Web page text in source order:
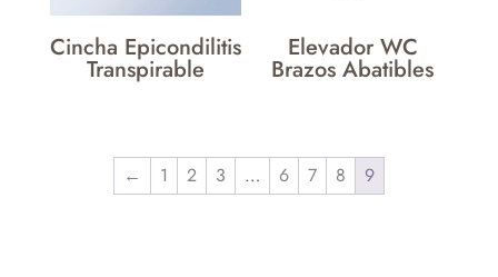
Cincha Epicondilitis
Transpirable
Elevador WC
Brazos Abatibles
← 1 2 3 … 6 7 8 9